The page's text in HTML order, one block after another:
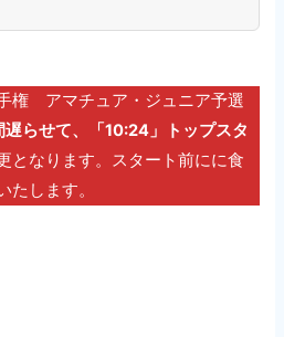
権 アマチュア・ジュニア予選
遅らせて、「10:24」トップスタ
となります。スタート前にに食
たします。